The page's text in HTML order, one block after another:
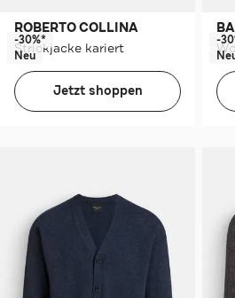
ROBERTO COLLINA
Strickjacke kariert
-30%*
Neu
Jetzt shoppen
-